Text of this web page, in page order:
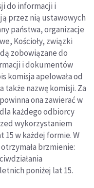
do informacji i
przez nią ustawowych
państwa, organizacje
Kościoły, związki
zobowiązane do
i dokumentów
komisja apelowała od
także nazwę komisji. Za
ona zawierać w
każdego odbiorcy
wykorzystaniem
15 w każdej formie. W
brzmienie:
poniżej lat 15.